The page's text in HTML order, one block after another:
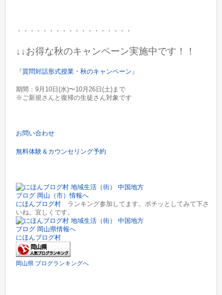
・・・・・・・・・・・・・・・・・・
↓↓お得な秋のキャンペーン実施中です！！
『質問対話形式授業・秋のキャンペーン 』
期間：9月10日(水)〜10月26日(土)まで
※ご新規さんと復帰の生徒さん対象です
お問い合わせ
無料体験＆カウンセリング予約
にほんブログ村 ランキング参加してます。ポチッとしてみて下さ
いね。宜しくです。
にほんブログ村
岡山県 ブログランキングへ